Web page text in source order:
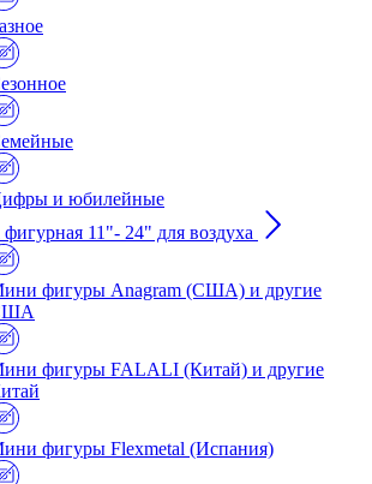
и юбилейные
11"- 24" для воздуха
фигуры Anagram (США) и другие
фигуры FALALI (Китай) и другие
фигуры Flexmetal (Испания)